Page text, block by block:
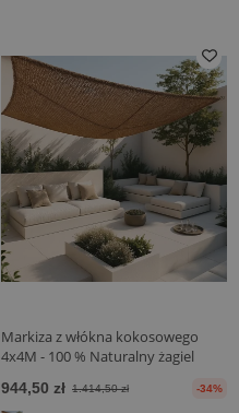
Markiza z włókna kokosowego
4x4M - 100 % Naturalny żagiel
944,50 zł 1.414,50 zł -34%